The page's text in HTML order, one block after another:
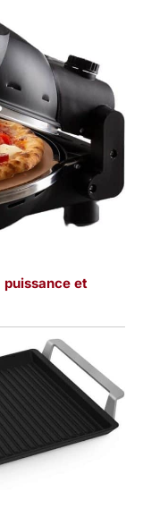
puissance et